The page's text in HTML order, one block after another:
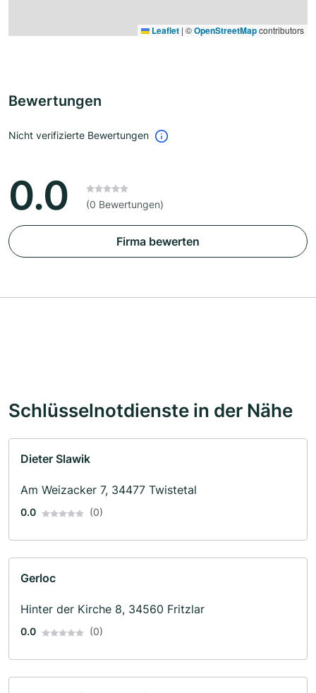
Leaflet | ©OpenStreetMapcontributors
Bewertungen
Nicht verifizierte Bewertungen
0.0 (0 Bewertungen)
Firma bewerten
Schlüsselnotdienste in der Nähe
Dieter Slawik
Am Weizacker 7, 34477 Twistetal
0.0 (0)
Gerloc
Hinter der Kirche 8, 34560 Fritzlar
0.0 (0)